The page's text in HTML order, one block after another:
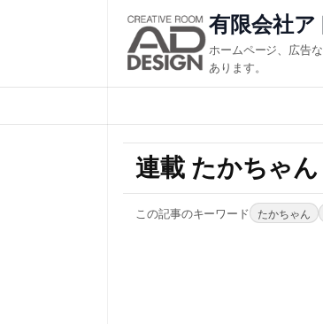
有限会社
ホームページ、広告
あります。
連載 たかちゃん
この記事のキーワード たかちゃん